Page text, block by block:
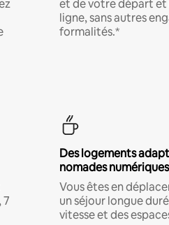
et de votre départ et
ligne, sans autres
formalités.*
7
Des logements
nomades numériques
Vous êtes en
un séjour longue
vitesse et des